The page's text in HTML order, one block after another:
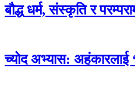
बौद्ध धर्म, संस्कृति र
च्योद अभ्यास: अहंकारलाई